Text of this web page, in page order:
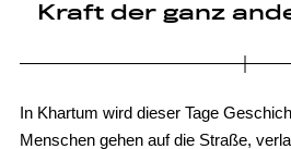
Kraft der ganz
In Khartum wird dieser Tage
Menschen gehen auf die Straße,